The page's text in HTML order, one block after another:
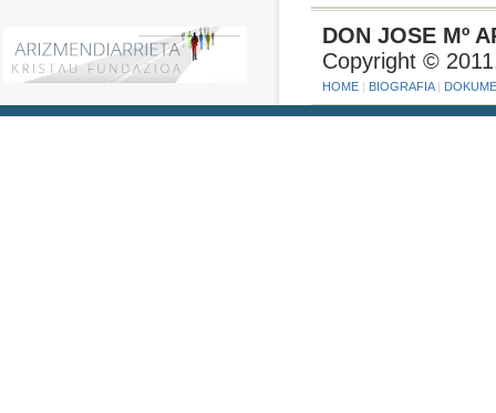
DON JOSE Mº
Copyright ©
HOME| BIOGRAFIA|